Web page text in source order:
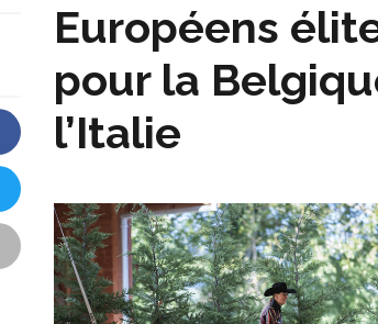
Européens
pour la
l’Italie